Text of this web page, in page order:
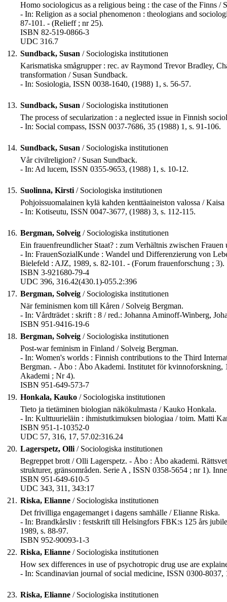
Homo sociologicus as a religious being : the case of the Finns /
- In: Religion as a social phenomenon : theologians and
87-101. - (Relieff ; nr 25).
ISBN 82-519-0866-3
UDC 316.7
12. Sundback, Susan / Sociologiska institutionen
Karismatiska smågrupper : rec. av Raymond Trevor Bradley,
transformation / Susan Sundback.
- In: Sosiologia, ISSN 0038-1640, (1988) 1, s. 56-57.
13. Sundback, Susan / Sociologiska institutionen
The process of secularization : a neglected issue in Finnish
- In: Social compass, ISSN 0037-7686, 35 (1988) 1, s. 91-106.
14. Sundback, Susan / Sociologiska institutionen
Vår civilreligion? / Susan Sundback.
- In: Ad lucem, ISSN 0355-9653, (1988) 1, s. 10-12.
15. Suolinna, Kirsti/ Sociologiska institutionen
Pohjoissuomalainen kylä kahden kenttäaineiston valossa / Kaisa
- In: Kotiseutu, ISSN 0047-3677, (1988) 3, s. 112-115.
16. Bergman, Solveig / Sociologiska institutionen
Ein frauenfreundlicher Staat? : zum Verhältnis zwischen
- In: FrauenSozialKunde : Wandel und Differenzierung von
Bielefeld : AJZ, 1989, s. 82-101. - (Forum frauenforschung ; 3).
ISBN 3-921680-79-4
UDC 396, 316.42(430.1)-055.2:396
17. Bergman, Solveig / Sociologiska institutionen
När feminismen kom till Kåren / Solveig Bergman.
- In: Vårdträdet : skrift : 8 / red.: Johanna Aminoff-Winberg,
ISBN 951-9416-19-6
18. Bergman, Solveig / Sociologiska institutionen
Post-war feminism in Finland / Solveig Bergman.
- In: Women's worlds : Finnish contributions to the Third
Bergman. - Åbo : Åbo Akademi. Institutet för
Akademi ; Nr 4).
ISBN 951-649-573-7
19. Honkala, Kauko / Sociologiska institutionen
Tieto ja tietäminen biologian näkökulmasta / Kauko Honkala.
- In: Kulttuurieläin : ihmistutkimuksen biologiaa / toim. Matti
ISBN 951-1-10352-0
UDC 57, 316, 17, 57.02:316.24
20. Lagerspetz, Olli/ Sociologiska institutionen
Begreppet brott / Olli Lagerspetz. - Åbo : Åbo akademi.
strukturer, gränsområden. Serie A , ISSN 0358-5654 ; nr 1).
ISBN 951-649-610-5
UDC 343, 311, 343:17
21. Riska, Elianne / Sociologiska institutionen
Det frivilliga engagemanget i dagens samhälle / Elianne Riska.
- In: Brandkårsliv : festskrift till Helsingfors FBK:s 125 års
1989, s. 88-97.
ISBN 952-90093-1-3
22. Riska, Elianne / Sociologiska institutionen
How sex differences in use of psychotropic drug use are
- In: Scandinavian journal of social medicine, ISSN 0300-8037,
23. Riska, Elianne / Sociologiska institutionen